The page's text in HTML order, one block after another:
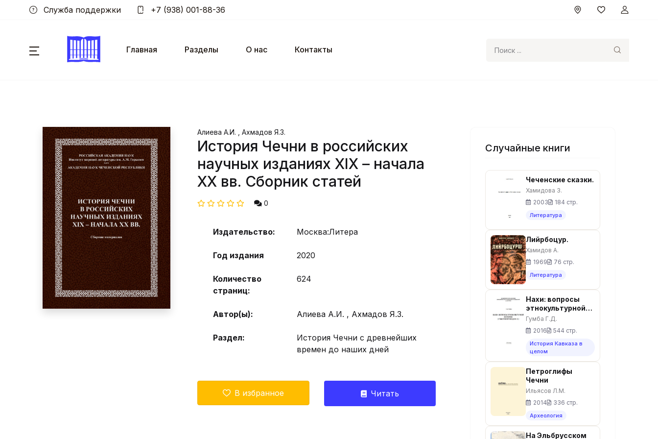
Служба поддержки +7 (938) 001-88-36
Главная Разделы О нас
Контакты
Алиева А.И. , Ахмадов Я.З.
История Чечни в российских
научных изданиях XIX – начала
XX вв. Сборник статей
0
Издательство: Москва:Литера
Год издания 2020
Количество
страниц:
624
Автор(ы): Алиева А.И. , Ахмадов Я.З.
Раздел:
История Чечни с древнейших
времен до наших дней
В избранное Читать
Случайные книги
Чеченские сказки.
Хамидова З.
2003
184 стр.
Литература
Лийрбоцур.
Хамидов А.
1969
76 стр.
Литература
Нахи: вопросы
этнокультурной
истории (I
тысячелетие до
н.э. )
Гумба Г.Д.
2016
544 стр.
История Кавказа в
целом
Петроглифы
Чечни
Ильясов Л.М.
2014
336 стр.
Археология
На Эльбрусском